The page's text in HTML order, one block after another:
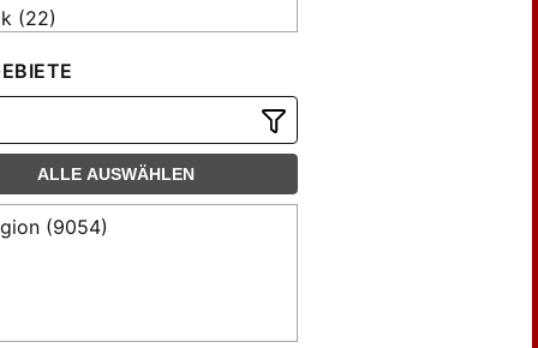
(22)
B. H. (8)
Rudolf (84)
(60)
C.F. (18)
ALLE AUSWÄHLEN
(9054)